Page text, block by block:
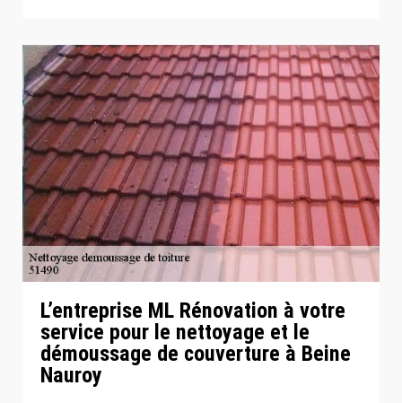
L’entreprise ML Rénovation à votre
service pour le nettoyage et le
démoussage de couverture à Beine
Nauroy